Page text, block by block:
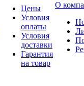
Цены
Условия
оплаты
Условия
доставки
Гарантия
на товар
О